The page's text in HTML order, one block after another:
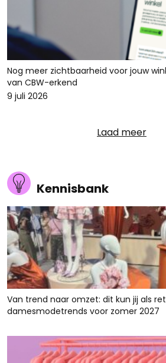
Nog meer zichtbaarheid voor jouw
van CBW-erkend
9 juli 2026
Laad meer
Kennisbank
Van trend naar omzet: dit kun jij als
damesmodetrends voor zomer 2027